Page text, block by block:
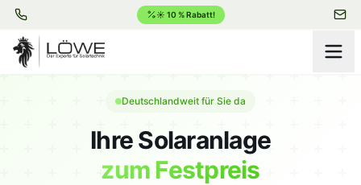
☀️ 10 % Rabatt!
Deutschlandweit für Sie da
Ihre Solaranlage
zum Festpreis